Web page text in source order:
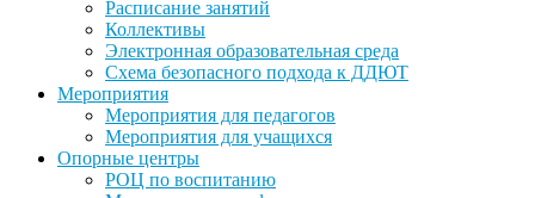
Расписание занятий
Коллективы
Электронная образовательная среда
Схема безопасного подхода к ДДЮТ
Мероприятия
Мероприятия для педагогов
Мероприятия для учащихся
Опорные центры
РОЦ по воспитанию